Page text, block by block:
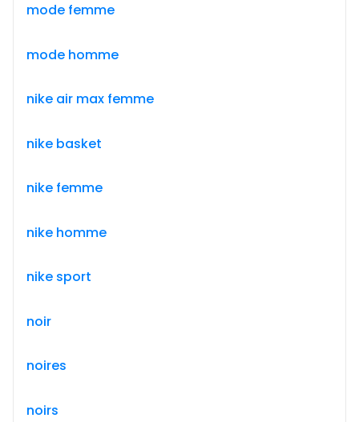
mode femme
mode homme
nike air max femme
nike basket
nike femme
nike homme
nike sport
noir
noires
noirs